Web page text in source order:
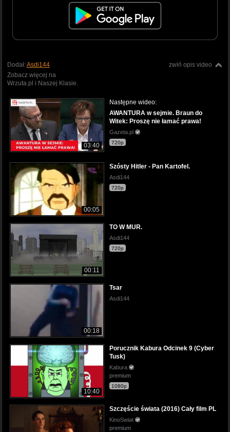
zwiń opis video
Dodał:Asdi144
Zobacz więcej na
Wrzuta.pl i Naszej Klasie.
03:40
Następne wideo:
AWANTURA w sejmie. Braun do
Witek: Proszę nie łamać prawa!
Gazeta.pl
720p
00:05
Szósty Hitler - Pan Kartofel.
Asdi144
720p
00:11
TO W MUR.
Asdi144
720p
00:18
Tsar
Asdi144
10:40
Porucznik Kabura Odcinek 9 (Cyber
Tusk)
Kabura
premium
1080p
Szczęście świata (2016) Cały film PL
KinoSwiat
premium